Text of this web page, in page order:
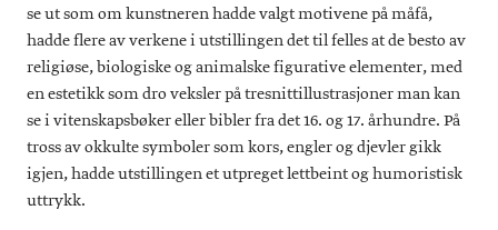
se ut som om kunstneren hadde valgt motivene på måfå,
hadde flere av verkene i utstillingen det til felles at de besto av
religiøse, biologiske og animalske figurative elementer, med
en estetikk som dro veksler på tresnittillustrasjoner man kan
se i vitenskapsbøker eller bibler fra det 16. og 17. århundre. På
tross av okkulte symboler som kors, engler og djevler gikk
igjen, hadde utstillingen et utpreget lettbeint og humoristisk
uttrykk.